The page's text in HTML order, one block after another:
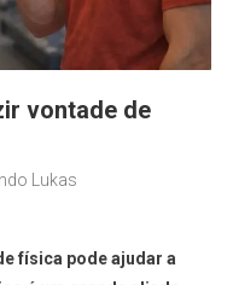
vontade de
Lukas
física pode ajudar a